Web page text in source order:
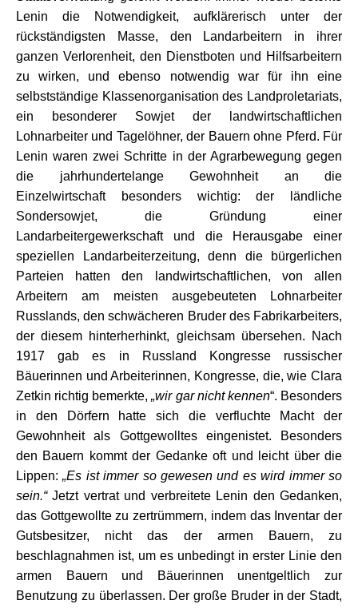
Lenin die Notwendigkeit, aufklärerisch unter der
rückständigsten Masse, den Landarbeitern in ihrer
ganzen Verlorenheit, den Dienstboten und Hilfsarbeitern
zu wirken, und ebenso notwendig war für ihn eine
selbstständige Klassenorganisation des Landproletariats,
ein besonderer Sowjet der landwirtschaftlichen
Lohnarbeiter und Tagelöhner, der Bauern ohne Pferd. Für
Lenin waren zwei Schritte in der Agrarbewegung gegen
die jahrhundertelange Gewohnheit an die
Einzelwirtschaft besonders wichtig: der ländliche
Sondersowjet, die Gründung einer
Landarbeitergewerkschaft und die Herausgabe einer
speziellen Landarbeiterzeitung, denn die bürgerlichen
Parteien hatten den landwirtschaftlichen, von allen
Arbeitern am meisten ausgebeuteten Lohnarbeiter
Russlands, den schwächeren Bruder des Fabrikarbeiters,
der diesem hinterherhinkt, gleichsam übersehen. Nach
1917 gab es in Russland Kongresse russischer
Bäuerinnen und Arbeiterinnen, Kongresse, die, wie Clara
Zetkin richtig bemerkte,„wir gar nicht kennen“. Besonders
in den Dörfern hatte sich die verfluchte Macht der
Gewohnheit als Gottgewolltes eingenistet. Besonders
den Bauern kommt der Gedanke oft und leicht über die
Lippen:„Es ist immer so gewesen und es wird immer so
sein.“Jetzt vertrat und verbreitete Lenin den Gedanken,
das Gottgewollte zu zertrümmern, indem das Inventar der
Gutsbesitzer, nicht das der armen Bauern, zu
beschlagnahmen ist, um es unbedingt in erster Linie den
armen Bauern und Bäuerinnen unentgeltlich zur
Benutzung zu überlassen. Der große Bruder in der Stadt,